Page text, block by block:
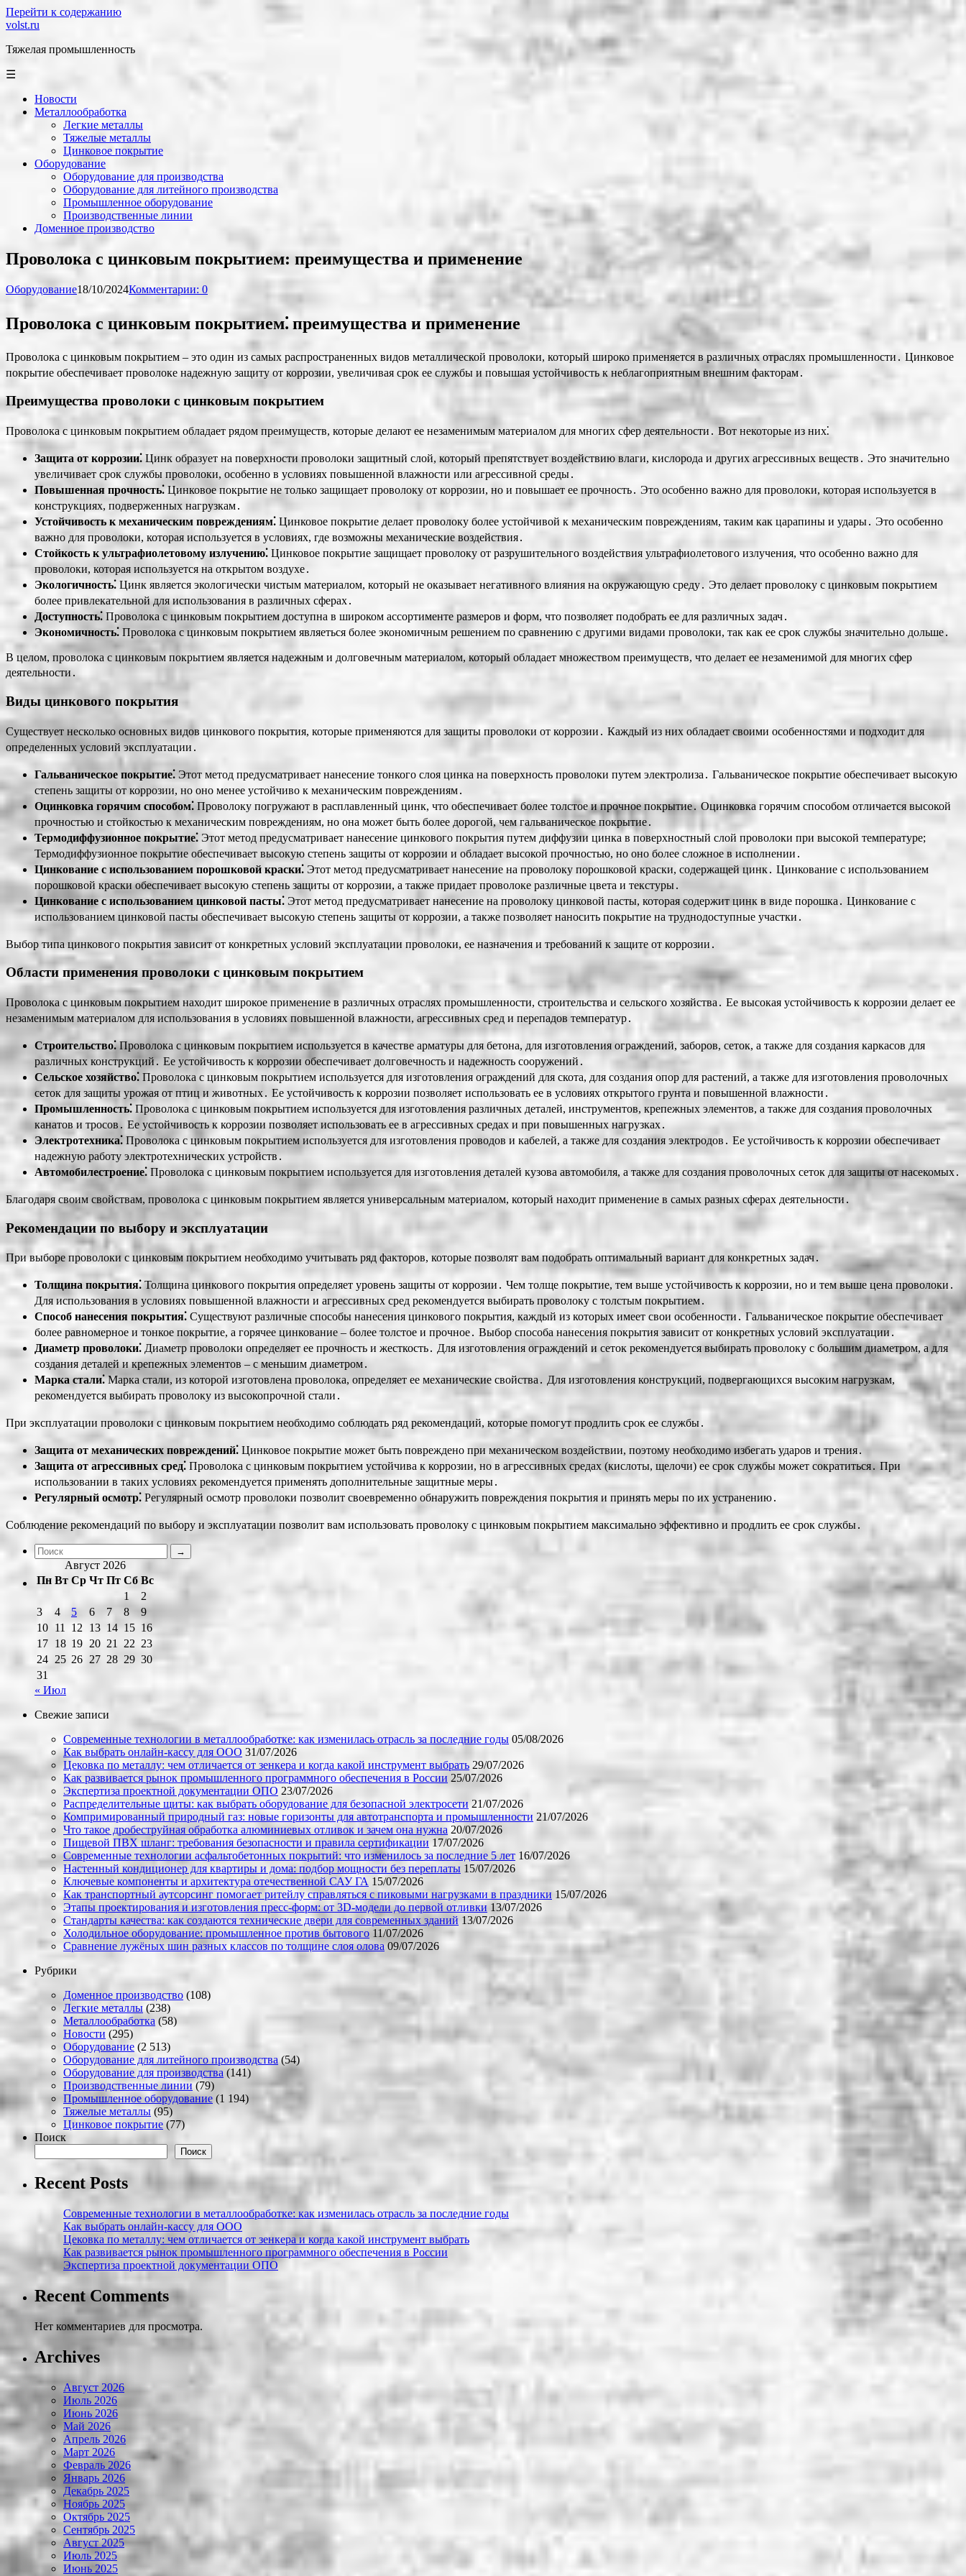
Перейти к содержанию
volst.ru
Тяжелая промышленность
☰
Новости
Металлообработка
Легкие металлы
Тяжелые металлы
Цинковое покрытие
Оборудование
Оборудование для производства
Оборудование для литейного производства
Промышленное оборудование
Производственные линии
Доменное производство
Проволока с цинковым покрытием: преимущества и применение
Оборудование18/10/2024Комментарии: 0
Проволока с цинковым покрытием⁚ преимущества и применение
Проволока с цинковым покрытием – это один из самых распространенных видов металлической проволоки, который широко применяется в различных отраслях промышленности․ Цинковое
покрытие обеспечивает проволоке надежную защиту от коррозии, увеличивая срок ее службы и повышая устойчивость к неблагоприятным внешним факторам․
Преимущества проволоки с цинковым покрытием
Проволока с цинковым покрытием обладает рядом преимуществ, которые делают ее незаменимым материалом для многих сфер деятельности․ Вот некоторые из них⁚
Защита от коррозии⁚ Цинк образует на поверхности проволоки защитный слой, который препятствует воздействию влаги, кислорода и других агрессивных веществ․ Это значительно
увеличивает срок службы проволоки, особенно в условиях повышенной влажности или агрессивной среды․
Повышенная прочность⁚Цинковое покрытие не только защищает проволоку от коррозии, но и повышает ее прочность․ Это особенно важно для проволоки, которая используется в
конструкциях, подверженных нагрузкам․
Устойчивость к механическим повреждениям⁚ Цинковое покрытие делает проволоку более устойчивой к механическим повреждениям, таким как царапины и удары․ Это особенно
важно для проволоки, которая используется в условиях, где возможны механические воздействия․
Стойкость к ультрафиолетовому излучению⁚ Цинковое покрытие защищает проволоку от разрушительного воздействия ультрафиолетового излучения, что особенно важно для
проволоки, которая используется на открытом воздухе․
Экологичность⁚ Цинк является экологически чистым материалом, который не оказывает негативного влияния на окружающую среду․ Это делает проволоку с цинковым покрытием
более привлекательной для использования в различных сферах․
Доступность⁚ Проволока с цинковым покрытием доступна в широком ассортименте размеров и форм, что позволяет подобрать ее для различных задач․
Экономичность⁚ Проволока с цинковым покрытием являеться более экономичным решением по сравнению с другими видами проволоки, так как ее срок службы значительно дольше․
В целом, проволока с цинковым покрытием является надежным и долговечным материалом, который обладает множеством преимуществ, что делает ее незаменимой для многих сфер
деятельности․
Виды цинкового покрытия
Существует несколько основных видов цинкового покрытия, которые применяются для защиты проволоки от коррозии․ Каждый из них обладает своими особенностями и подходит для
определенных условий эксплуатации․
Гальваническое покрытие⁚ Этот метод предусматривает нанесение тонкого слоя цинка на поверхность проволоки путем электролиза․ Гальваническое покрытие обеспечивает высокую
степень защиты от коррозии, но оно менее устойчиво к механическим повреждениям․
Оцинковка горячим способом⁚ Проволоку погружают в расплавленный цинк, что обеспечивает более толстое и прочное покрытие․ Оцинковка горячим способом отличается высокой
прочностью и стойкостью к механическим повреждениям, но она может быть более дорогой, чем гальваническое покрытие․
Термодиффузионное покрытие⁚ Этот метод предусматривает нанесение цинкового покрытия путем диффузии цинка в поверхностный слой проволоки при высокой температуре;
Термодиффузионное покрытие обеспечивает высокую степень защиты от коррозии и обладает высокой прочностью, но оно более сложное в исполнении․
Цинкование с использованием порошковой краски⁚ Этот метод предусматривает нанесение на проволоку порошковой краски, содержащей цинк․ Цинкование с использованием
порошковой краски обеспечивает высокую степень защиты от коррозии, а также придает проволоке различные цвета и текстуры․
Цинкование с использованием цинковой пасты⁚ Этот метод предусматривает нанесение на проволоку цинковой пасты, которая содержит цинк в виде порошка․ Цинкование с
использованием цинковой пасты обеспечивает высокую степень защиты от коррозии, а также позволяет наносить покрытие на труднодоступные участки․
Выбор типа цинкового покрытия зависит от конкретных условий эксплуатации проволоки, ее назначения и требований к защите от коррозии․
Области применения проволоки с цинковым покрытием
Проволока с цинковым покрытием находит широкое применение в различных отраслях промышленности, строительства и сельского хозяйства․ Ее высокая устойчивость к коррозии делает ее
незаменимым материалом для использования в условиях повышенной влажности, агрессивных сред и перепадов температур․
Строительство⁚Проволока с цинковым покрытием используется в качестве арматуры для бетона, для изготовления ограждений, заборов, сеток, а также для создания каркасов для
различных конструкций․ Ее устойчивость к коррозии обеспечивает долговечность и надежность сооружений․
Сельское хозяйство⁚ Проволока с цинковым покрытием используется для изготовления ограждений для скота, для создания опор для растений, а также для изготовления проволочных
сеток для защиты урожая от птиц и животных․ Ее устойчивость к коррозии позволяет использовать ее в условиях открытого грунта и повышенной влажности․
Промышленность⁚ Проволока с цинковым покрытием используется для изготовления различных деталей, инструментов, крепежных элементов, а также для создания проволочных
канатов и тросов․ Ее устойчивость к коррозии позволяет использовать ее в агрессивных средах и при повышенных нагрузках․
Электротехника⁚ Проволока с цинковым покрытием используется для изготовления проводов и кабелей, а также для создания электродов․ Ее устойчивость к коррозии обеспечивает
надежную работу электротехнических устройств․
Автомобилестроение⁚ Проволока с цинковым покрытием используется для изготовления деталей кузова автомобиля, а также для создания проволочных сеток для защиты от насекомых․
Благодаря своим свойствам, проволока с цинковым покрытием является универсальным материалом, который находит применение в самых разных сферах деятельности․
Рекомендации по выбору и эксплуатации
При выборе проволоки с цинковым покрытием необходимо учитывать ряд факторов, которые позволят вам подобрать оптимальный вариант для конкретных задач․
Толщина покрытия⁚ Толщина цинкового покрытия определяет уровень защиты от коррозии․ Чем толще покрытие, тем выше устойчивость к коррозии, но и тем выше цена проволоки․
Для использования в условиях повышенной влажности и агрессивных сред рекомендуется выбирать проволоку с толстым покрытием․
Способ нанесения покрытия⁚ Существуют различные способы нанесения цинкового покрытия, каждый из которых имеет свои особенности․ Гальваническое покрытие обеспечивает
более равномерное и тонкое покрытие, а горячее цинкование – более толстое и прочное․ Выбор способа нанесения покрытия зависит от конкретных условий эксплуатации․
Диаметр проволоки⁚ Диаметр проволоки определяет ее прочность и жесткость․ Для изготовления ограждений и сеток рекомендуется выбирать проволоку с большим диаметром, а для
создания деталей и крепежных элементов – с меньшим диаметром․
Марка стали⁚Марка стали, из которой изготовлена проволока, определяет ее механические свойства․ Для изготовления конструкций, подвергающихся высоким нагрузкам,
рекомендуется выбирать проволоку из высокопрочной стали․
При эксплуатации проволоки с цинковым покрытием необходимо соблюдать ряд рекомендаций, которые помогут продлить срок ее службы․
Защита от механических повреждений⁚ Цинковое покрытие может быть повреждено при механическом воздействии, поэтому необходимо избегать ударов и трения․
Защита от агрессивных сред⁚ Проволока с цинковым покрытием устойчива к коррозии, но в агрессивных средах (кислоты, щелочи) ее срок службы может сократиться․ При
использовании в таких условиях рекомендуется применять дополнительные защитные меры․
Регулярный осмотр⁚ Регулярный осмотр проволоки позволит своевременно обнаружить повреждения покрытия и принять меры по их устранению․
Соблюдение рекомендаций по выбору и эксплуатации позволит вам использовать проволоку с цинковым покрытием максимально эффективно и продлить ее срок службы․
Август 2026
Пн Вт Ср Чт Пт Сб Вс
1
2
3
4 5 6 7 8
9
10 11 12 13 14 15 16
17 18 19 20 21 22 23
24 25 26 27 28 29 30
31
« Июл
Свежие записи
Современные технологии в металлообработке: как изменилась отрасль за последние годы 05/08/2026
Как выбрать онлайн-кассу для ООО 31/07/2026
Цековка по металлу: чем отличается от зенкера и когда какой инструмент выбрать 29/07/2026
Как развивается рынок промышленного программного обеспечения в России 25/07/2026
Экспертиза проектной документации ОПО 23/07/2026
Распределительные щиты: как выбрать оборудование для безопасной электросети 21/07/2026
Компримированный природный газ: новые горизонты для автотранспорта и промышленности 21/07/2026
Что такое дробеструйная обработка алюминиевых отливок и зачем она нужна 20/07/2026
Пищевой ПВХ шланг: требования безопасности и правила сертификации 17/07/2026
Современные технологии асфальтобетонных покрытий: что изменилось за последние 5 лет 16/07/2026
Настенный кондиционер для квартиры и дома: подбор мощности без переплаты 15/07/2026
Ключевые компоненты и архитектура отечественной САУ ГА 15/07/2026
Как транспортный аутсорсинг помогает ритейлу справляться с пиковыми нагрузками в праздники 15/07/2026
Этапы проектирования и изготовления пресс-форм: от 3D-модели до первой отливки 13/07/2026
Стандарты качества: как создаются технические двери для современных зданий 13/07/2026
Холодильное оборудование: промышленное против бытового 11/07/2026
Сравнение лужёных шин разных классов по толщине слоя олова 09/07/2026
Рубрики
Доменное производство (108)
Легкие металлы (238)
Металлообработка (58)
Новости (295)
Оборудование (2 513)
Оборудование для литейного производства (54)
Оборудование для производства (141)
Производственные линии(79)
Промышленное оборудование (1 194)
Тяжелые металлы (95)
Цинковое покрытие (77)
Поиск
Поиск
Recent Posts
Современные технологии в металлообработке: как изменилась отрасль за последние годы
Как выбрать онлайн-кассу для ООО
Цековка по металлу: чем отличается от зенкера и когда какой инструмент выбрать
Как развивается рынок промышленного программного обеспечения в России
Экспертиза проектной документации ОПО
Recent Comments
Нет комментариев для просмотра.
Archives
Август 2026
Июль 2026
Июнь 2026
Май 2026
Апрель 2026
Март 2026
Февраль 2026
Январь 2026
Декабрь 2025
Ноябрь 2025
Октябрь 2025
Сентябрь 2025
Август 2025
Июль 2025
Июнь 2025